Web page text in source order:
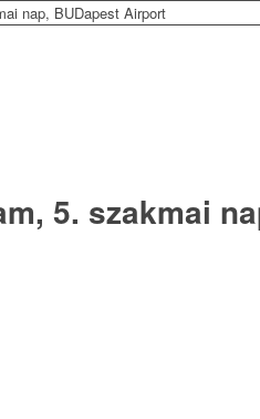
nap, BUDapest Airport
5. szakmai